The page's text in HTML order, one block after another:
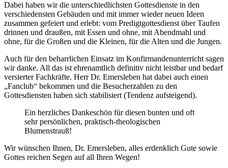
Dabei haben wir die unterschiedlichsten Gottesdienste in den
verschiedensten Gebäuden und mit immer wieder neuen Ideen
zusammen gefeiert und erlebt: vom Predigtgottesdienst über Taufen
drinnen und draußen, mit Essen und ohne, mit Abendmahl und
ohne, für die Großen und die Kleinen, für die Alten und die Jungen.
Auch für den beharrlichen Einsatz im Konfirmandenunterricht sagen
wir danke. All das ist ehrenamtlich definitiv nicht leistbar und bedarf
versierter Fachkräfte. Herr Dr. Emersleben hat dabei auch einen
„Fanclub“ bekommen und die Besucherzahlen zu den
Gottesdiensten haben sich stabilisiert (Tendenz aufsteigend).
Ein herzliches Dankeschön für diesen bunten und oft
sehr persönlichen, praktisch-theologischen
Blumenstrauß!
Wir wünschen Ihnen, Dr. Emersleben, alles erdenklich Gute sowie
Gottes reichen Segen auf all Ihren Wegen!